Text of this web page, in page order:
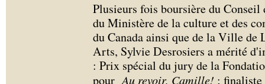
Plusieurs fois boursière du Conseil
du Ministère de la culture et des
du Canada ainsi que de la Ville de
Arts, Sylvie Desrosiers a mérité
: Prix spécial du jury de la
pourAu revoir, Camille! ;